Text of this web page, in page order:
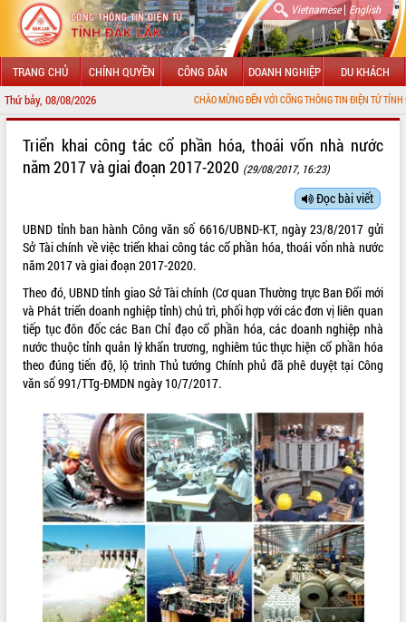
Vietnamese| English
TRANG CHỦ CHÍNH QUYỀN CÔNG DÂN DOANH NGHIỆP DU KHÁCH
Thứ bảy, 08/08/2026 CHÀO MỪNG ĐẾN VỚI CỔNG THÔNG TIN ĐIỆN TỬ TỈNH ĐẮK LẮK
LÃNH ĐẠO UBND TỈNH
SỞ, BAN, NGÀNH
THÔNG TIN CHỈ ĐẠO ĐIỀU HÀNH
HỆ THỐNG VĂN BẢN
VĂN BẢN HĐND TỈNH
ĐIỂM TIN VĂN BẢN
QUY HOẠCH - KẾ HOẠCH
Triển khai công tác cổ phần hóa, thoái vốn nhà nước
năm 2017 và giai đoạn 2017-2020 (29/08/2017, 16:23)
Đọc bài viết
UBND tỉnh ban hành Công văn số 6616/UBND-KT, ngày 23/8/2017 gửi
Sở Tài chính về việc triển khai công tác cổ phần hóa, thoái vốn nhà nước
năm 2017 và giai đoạn 2017-2020.
Theo đó, UBND tỉnh giao Sở Tài chính (Cơ quan Thường trực Ban Đổi mới
và Phát triển doanh nghiệp tỉnh) chủ trì, phối hợp với các đơn vị liên quan
tiếp tục đôn đốc các Ban Chỉ đạo cổ phần hóa, các doanh nghiệp nhà
nước thuộc tỉnh quản lý khẩn trương, nghiêm túc thực hiện cổ phần hóa
theo đúng tiến độ, lộ trình Thủ tướng Chính phủ đã phê duyệt tại Công
văn số 991/TTg-ĐMDN ngày 10/7/2017.